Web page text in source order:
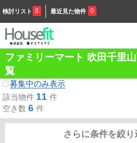
検討リスト 0 最近見た物件 0
ファミリーマート 吹田千里
覧
募集中のみ表示
該当物件 11 件
空き数 6 件
さらに条件を絞り